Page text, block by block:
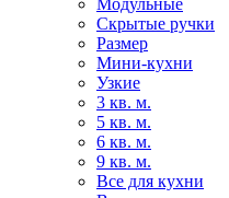
Скрытые ручки
Размер
Мини-кухни
Узкие
3 кв. м.
5 кв. м.
6 кв. м.
9 кв. м.
Все для кухни